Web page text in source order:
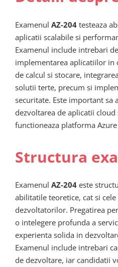
Examenul AZ-204 testeaza
aplicatii scalabile si
Examenul include intrebari
implementarea aplicatiilor in
de calcul si stocare,
solutii terte, precum si
securitate. Este important sa
dezvoltarea de aplicatii cloud
functioneaza platforma
Structura
Examenul AZ-204 este
abilitatile teoretice, cat si
dezvoltatorilor. Pregatirea
o intelegere profunda a
experienta solida in
Examenul include intrebari
de dezvoltare, iar candidatii